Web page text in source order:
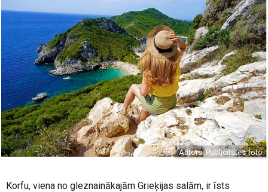
Autors: Publicitātes foto
Korfu, viena no gleznainākajām Grieķijas salām, ir īsts